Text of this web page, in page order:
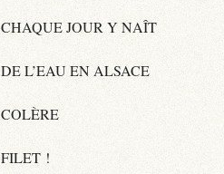
CHAQUE JOUR Y NAÎT
DE L’EAU EN ALSACE
COLÈRE
FILET !